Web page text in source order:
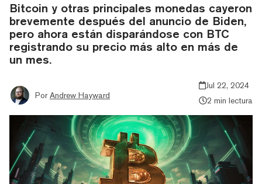
Bitcoin y otras principales monedas cayeron
brevemente después del anuncio de Biden,
pero ahora están disparándose con BTC
registrando su precio más alto en más de
un mes.
Por Andrew Hayward
Jul 22, 2024
2 min lectura